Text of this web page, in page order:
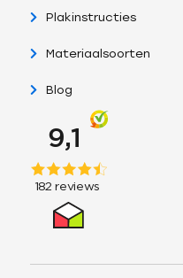
Plakinstructies
Materiaalsoorten
Blog